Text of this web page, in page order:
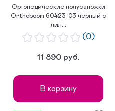
Ортопедические полусапожки
Orthoboom 60423-03 черный с
лил...
(0)
11 890 руб.
В корзину